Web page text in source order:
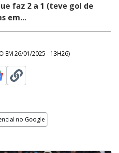
faz 2 a 1 (teve gol de
em...
EM 26/01/2025 - 13H26)
no Google